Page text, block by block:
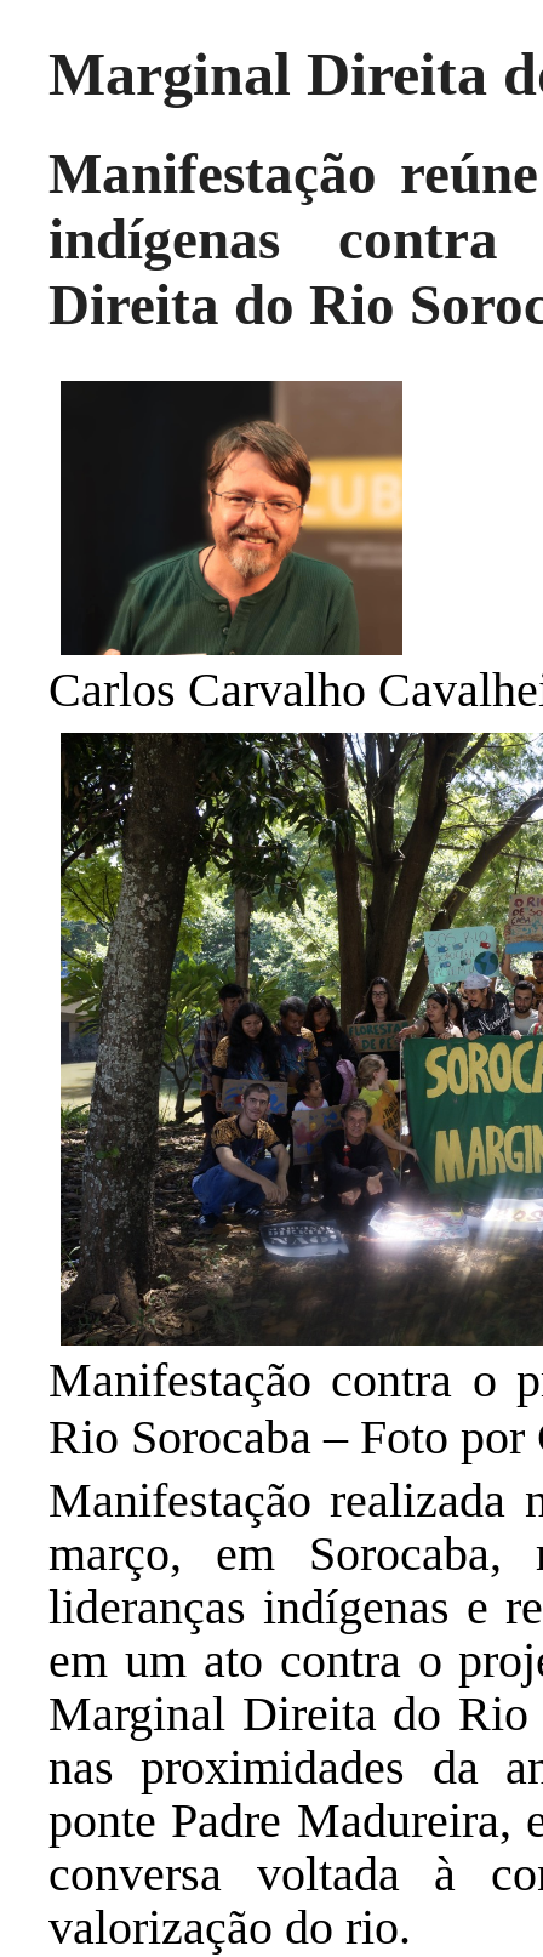
Marginal Direita
Manifestação
indígenas
Direita do Rio
Carlos Carvalho
Manifestação contra o
Rio Sorocaba – Foto
Manifestação
março, em Sorocaba,
lideranças indígenas e
em um ato contra o
Marginal Direita do Rio
nas proximidades da
ponte Padre Madureira,
conversa voltada à
valorização do rio.